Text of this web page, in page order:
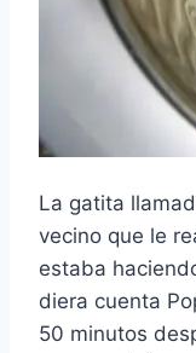
La gatita
vecino que le
estaba
diera cuenta
50 minutos